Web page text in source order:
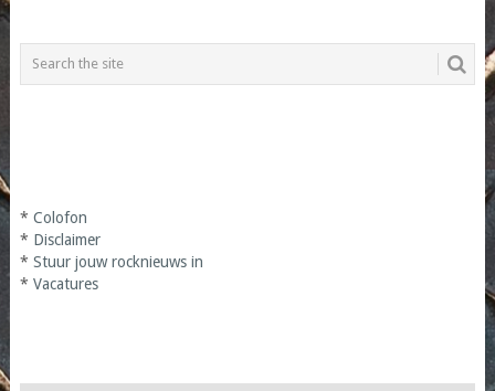
* Colofon
* Disclaimer
* Stuur jouw rocknieuws in
* Vacatures